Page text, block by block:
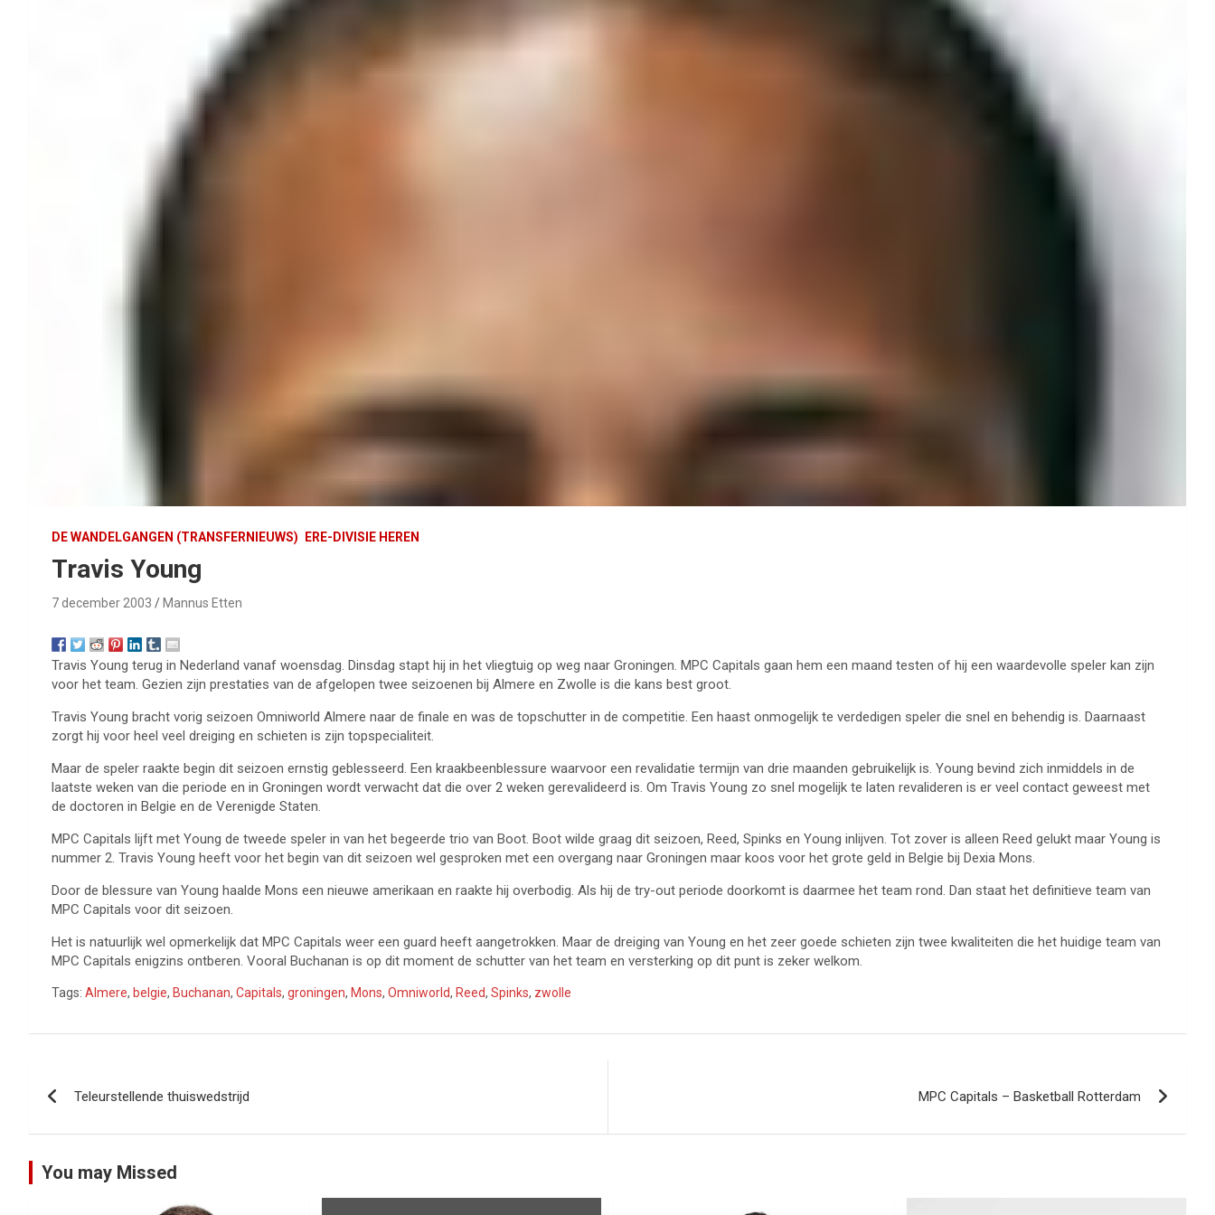
DE WANDELGANGEN (TRANSFERNIEUWS) ERE-DIVISIE HEREN
Travis Young
7 december 2003 Mannus Etten
Travis Young terug in Nederland vanaf woensdag. Dinsdag stapt hij in het vliegtuig op weg naar Groningen. MPC Capitals gaan hem een maand testen of hij een waardevolle speler kan zijn
voor het team. Gezien zijn prestaties van de afgelopen twee seizoenen bij Almere en Zwolle is die kans best groot.
Travis Young bracht vorig seizoen Omniworld Almere naar de finale en was de topschutter in de competitie. Een haast onmogelijk te verdedigen speler die snel en behendig is. Daarnaast
zorgt hij voor heel veel dreiging en schieten is zijn topspecialiteit.
Maar de speler raakte begin dit seizoen ernstig geblesseerd. Een kraakbeenblessure waarvoor een revalidatie termijn van drie maanden gebruikelijk is. Young bevind zich inmiddels in de
laatste weken van die periode en in Groningen wordt verwacht dat die over 2 weken gerevalideerd is. Om Travis Young zo snel mogelijk te laten revalideren is er veel contact geweest met
de doctoren in Belgie en de Verenigde Staten.
MPC Capitals lijft met Young de tweede speler in van het begeerde trio van Boot. Boot wilde graag dit seizoen, Reed, Spinks en Young inlijven. Tot zover is alleen Reed gelukt maar Young is
nummer 2. Travis Young heeft voor het begin van dit seizoen wel gesproken met een overgang naar Groningen maar koos voor het grote geld in Belgie bij Dexia Mons.
Door de blessure van Young haalde Mons een nieuwe amerikaan en raakte hij overbodig. Als hij de try-out periode doorkomt is daarmee het team rond. Dan staat het definitieve team van
MPC Capitals voor dit seizoen.
Het is natuurlijk wel opmerkelijk dat MPC Capitals weer een guard heeft aangetrokken. Maar de dreiging van Young en het zeer goede schieten zijn twee kwaliteiten die het huidige team van
MPC Capitals enigzins ontberen. Vooral Buchanan is op dit moment de schutter van het team en versterking op dit punt is zeker welkom.
Tags: Almere, belgie, Buchanan, Capitals, groningen, Mons, Omniworld, Reed, Spinks, zwolle
navigatie
Teleurstellende thuiswedstrijd MPC Capitals – Basketball Rotterdam
You may Missed